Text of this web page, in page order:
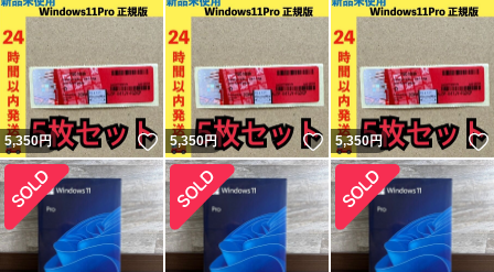
5,350円 いいね！
5,350円 いいね！
5,350円